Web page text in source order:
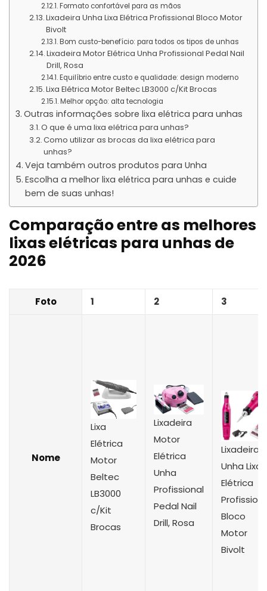
Formato confortável para as mãos
Lixadeira Unha Lixa Elétrica Profissional Bloco Motor
Bivolt
Bom custo-benefício: para todos os tipos de unhas
Lixadeira Motor Elétrica Unha Profissional Pedal Nail
Drill, Rosa
Equilíbrio entre custo e qualidade: design moderno
Lixa Elétrica Motor Beltec LB3000 c/Kit Brocas
Melhor opção: alta tecnologia
Outras informações sobre lixa elétrica para unhas
O que é uma lixa elétrica para unhas?
Como utilizar as brocas da lixa elétrica para
unhas?
Veja também outros produtos para Unha
Escolha a melhor lixa elétrica para unhas e cuide
bem de suas unhas!
Comparação entre as melhores
lixas elétricas para unhas de
2026
Foto 1 2 3
Nome
Lixa
Elétrica
Motor
Beltec
LB3000
c/Kit
Brocas
Lixadeira
Motor
Elétrica
Unha
Profissional
Pedal Nail
Drill, Rosa
Lixadeira
Unha Lixa
Elétrica
Bloco
Motor
Bivolt